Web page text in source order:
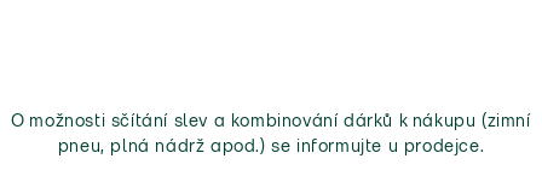
O možnosti sčítání slev a kombinování dárků k nákupu (zimní
pneu, plná nádrž apod.) se informujte u prodejce.